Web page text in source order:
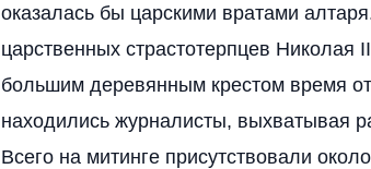
оказалась бы царскими вратами
царственных страстотерпцев
большим деревянным крестом время
находились журналисты, выхватывая
Всего на митинге присутствовали